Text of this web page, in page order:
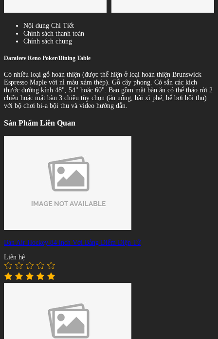
Nội dung Chi Tiết
Chính sách thanh toán
Chính sách chung
Darafeev Reno Poker/Dining Table
Có nhiều loại gỗ hoàn thiện (được thể hiện ở loại hoàn thiện Brunswick
Espresso Maple với nỉ màu xám thép). Gỗ cây phong. Có sẵn các kích
thước đường kính 48", 54" hoặc 60". Bao gồm mặt bàn ăn có thể tháo rời 2
chiều hoặc mặt bàn 3 chiều tùy chọn (ăn uống, bài xì phé, bể bơi bội thu)
với bộ chơi bi-a bội thu và video hướng dẫn.
Sản Phẩm Liên Quan
Bàn Air Hockey 84 inch Với Bảng Điểm Điện Tử
Liên hệ